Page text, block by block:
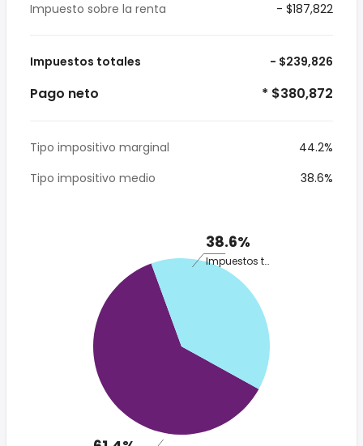
Impuesto sobre la renta - $187,822
Impuestos totales - $239,826
Pago neto * $380,872
Tipo impositivo marginal
44.2%
Tipo impositivo medio
38.6%
38.6%
Impuestos totales